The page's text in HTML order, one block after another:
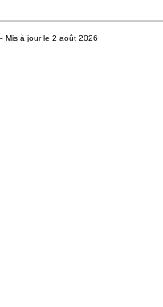
Mis à jour le 2 août 2026